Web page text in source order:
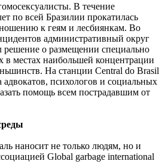
В течение
по всей Бразилии прокатилась
к геям и лесбиянкам. Во
административный округ
о размещении специально
в местах наибольшей концентрации
На станции Central do Brasil
адвокатов, психологов и социальных
помощь всем пострадавшим от
наносит не только людям, но и
Global garbage international